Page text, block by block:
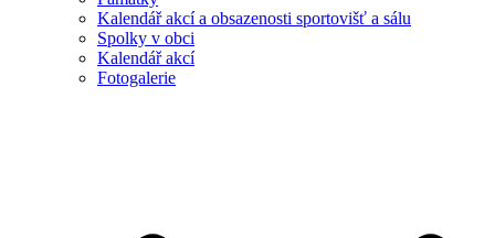
Kalendář akcí a obsazenosti sportovišť a sálu
Spolky v obci
Kalendář akcí
Fotogalerie